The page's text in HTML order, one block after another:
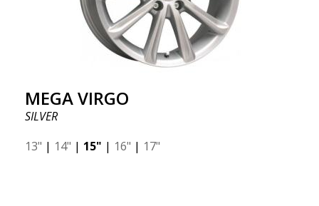
MEGA VIRGO
SILVER
13" | 14" | 15" | 16" | 17"